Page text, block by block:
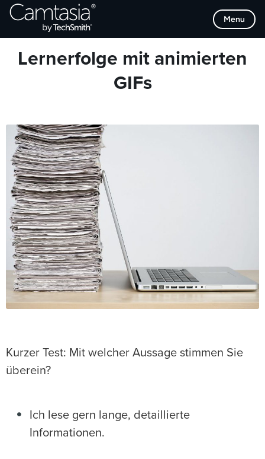
Direkt
zum
Menu
Browse Categories
Lernerfolge mit animierten
GIFs
Kurzer Test: Mit welcher Aussage stimmen Sie
überein?
Ich lese gern lange, detaillierte
Informationen.